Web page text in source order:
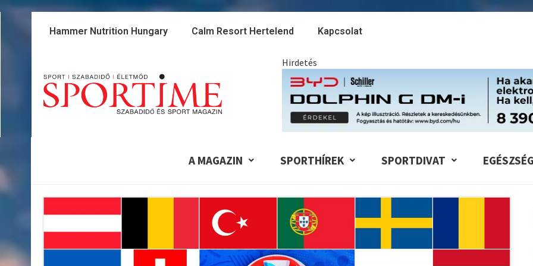
Skip
Hammer Nutrition Hungary Calm Resort Hertelend Kapcsolat
Hirdetés
A MAGAZIN SPORTHÍREK SPORTDIVAT EGÉSZSÉG